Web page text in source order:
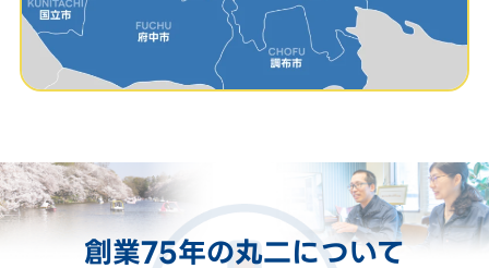
創業75年の丸二について